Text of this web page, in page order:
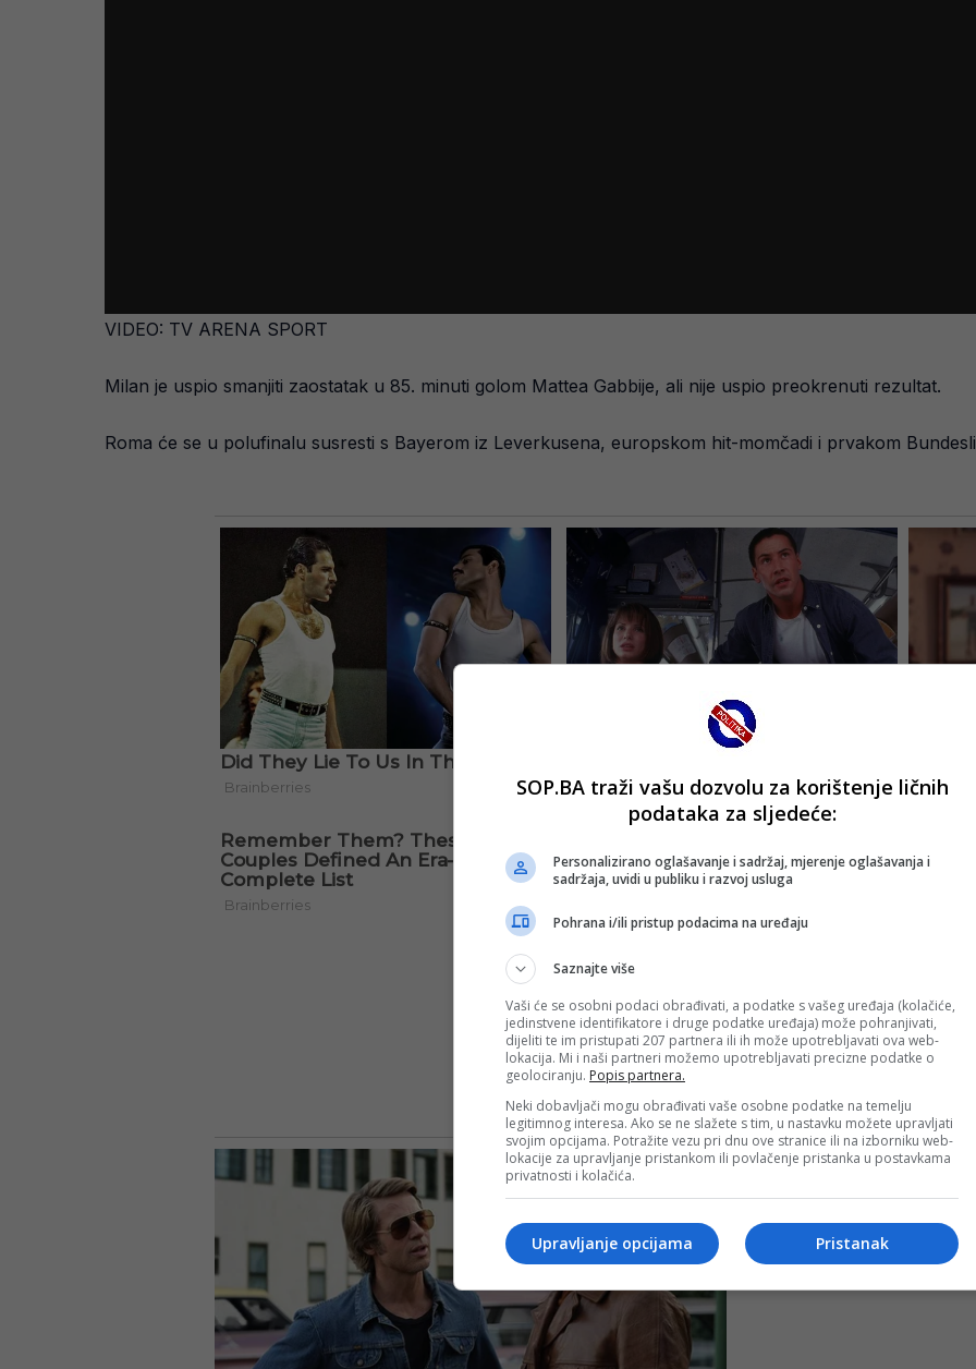
VIDEO: TV ARENA SPORT
Milan je uspio smanjiti zaostatak u 85. minuti golom Mattea Gabbije, ali nije uspio preokrenuti rezultat.
Roma će se u polufinalu susresti s Bayerom iz Leverkusena, europskom hit-momčadi i prvakom
SOP.BA traži vašu dozvolu za korištenje ličnih
podataka za sljedeće:
Personalizirano oglašavanje i sadržaj, mjerenje oglašavanja i
sadržaja, uvidi u publiku i razvoj usluga
Pohrana i/ili pristup podacima na uređaju
Saznajte više
Vaši će se osobni podaci obrađivati, a podatke s vašeg uređaja (kolačiće,
jedinstvene identifikatore i druge podatke uređaja) može pohranjivati,
dijeliti te im pristupati 207 partnera ili ih može upotrebljavati ova web-
lokacija. Mi i naši partneri možemo upotrebljavati precizne podatke o
geolociranju. Popis partnera.
Neki dobavljači mogu obrađivati vaše osobne podatke na temelju
legitimnog interesa. Ako se ne slažete s tim, u nastavku možete upravljati
svojim opcijama. Potražite vezu pri dnu ove stranice ili na izborniku web-
lokacije za upravljanje pristankom ili povlačenje pristanka u postavkama
privatnosti i kolačića.
Pristanak
Upravljanje opcijama